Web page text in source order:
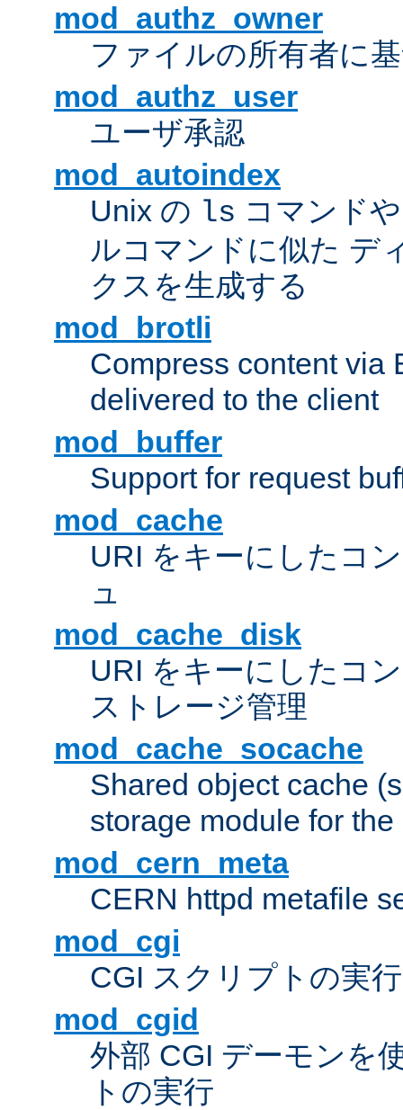
mod_authz_owner
ファイルの所有者に
mod_authz_user
ユーザ承認
mod_autoindex
Unix の ls コマンド
ルコマンドに似た デ
クスを生成する
mod_brotli
Compress content via
delivered to the client
mod_buffer
Support for request
mod_cache
URI をキーにしたコ
ュ
mod_cache_disk
URI をキーにしたコ
ストレージ管理
mod_cache_socache
Shared object cache
storage module for
mod_cern_meta
CERN httpd metafile
mod_cgi
CGI スクリプトの実行
mod_cgid
外部 CGI デーモンを
トの実行